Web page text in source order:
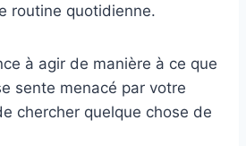
routine quotidienne.
à agir de manière à ce que
sente menacé par votre
chercher quelque chose de